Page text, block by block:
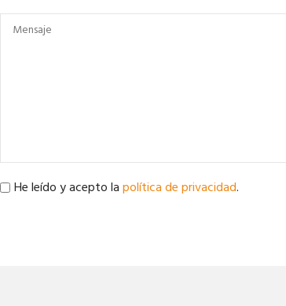
He leído y acepto lapolítica de privacidad.